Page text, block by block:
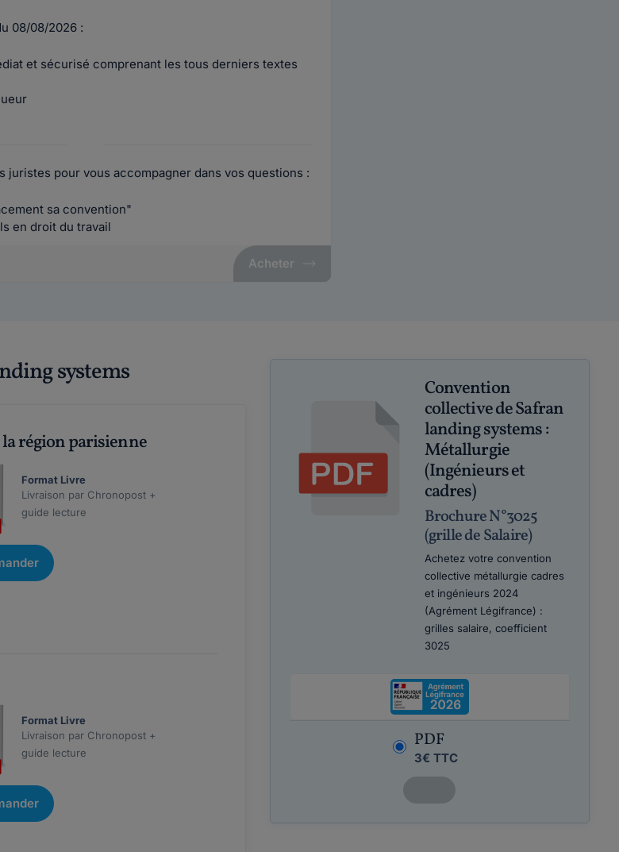
08/08/2026 :
et sécurisé comprenant les tous derniers textes
juristes pour vous accompagner dans vos questions :
sa convention"
en droit du travail
Acheter
systems
région parisienne
Format Livre
Livraison par Chronopost +
guide lecture
Format Livre
Livraison par Chronopost +
guide lecture
Convention
collective de Safran
landing systems :
Métallurgie
(Ingénieurs et
cadres)
Brochure N°3025
(grille de Salaire)
Achetez votre convention
collective métallurgie cadres
et ingénieurs 2024
(Agrément Légifrance) :
grilles salaire, coefficient
3025
PDF
3€ TTC